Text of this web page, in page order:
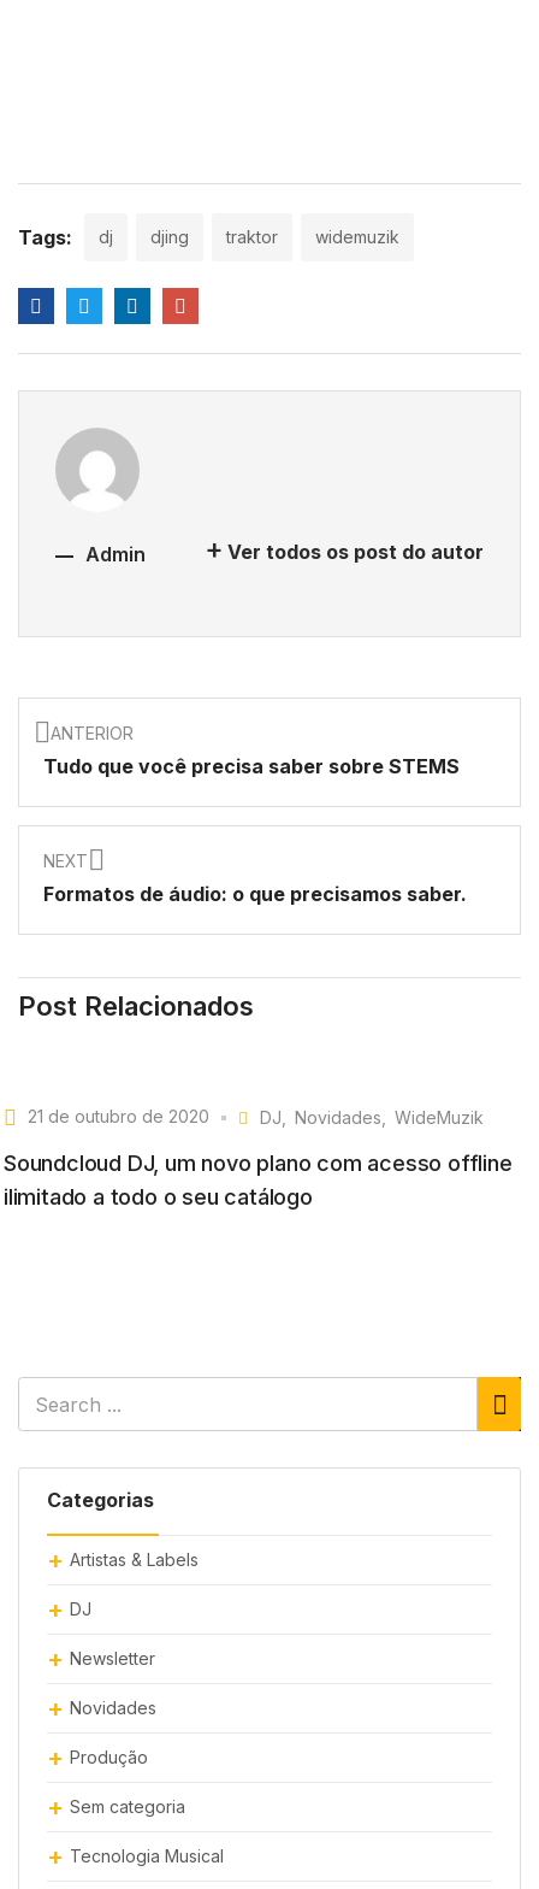
Categorias
Artistas & Labels
DJ
Newsletter
Novidades
Produção
Sem categoria
Tecnologia Musical
Tags: dj djing traktor widemuzik
Admin Ver todos os post do autor
ANTERIOR
Tudo que você precisa saber sobre STEMS
NEXT
Formatos de áudio: o que precisamos saber.
Post Relacionados
21 de outubro de 2020 DJ Novidades WideMuzik
Soundcloud DJ, um novo plano com acesso offline
ilimitado a todo o seu catálogo